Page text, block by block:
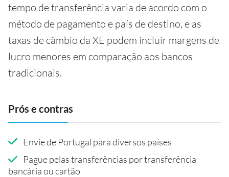
tempo de transferência varia de acordo com o
método de pagamento e país de destino, e as
taxas de câmbio da XE podem incluir margens de
lucro menores em comparação aos bancos
tradicionais.
Prós e contras
Envie de Portugal para diversos países
Pague pelas transferências por transferência
bancária ou cartão